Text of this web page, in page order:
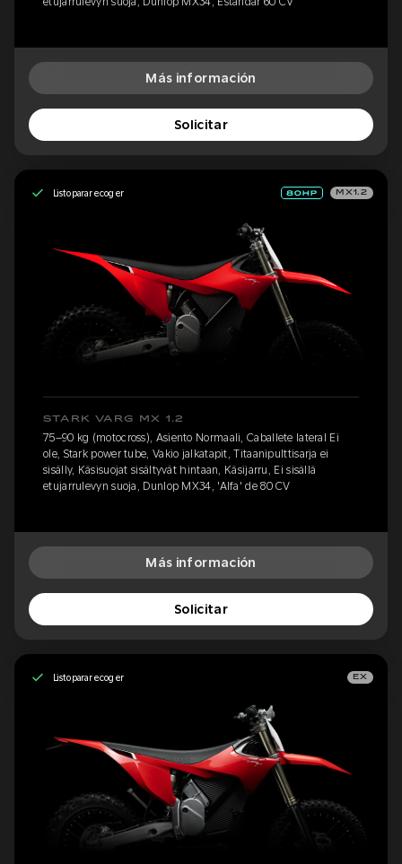
Más información
Solicitar
Listo para recoger MX1.2
STARK VARG MX 1.2
75–90 kg (motocross), Asiento Normaali, Caballete lateral Ei
ole, Stark power tube, Vakio jalkatapit, Titaanipulttisarja ei
sisälly, Käsisuojat sisältyvät hintaan, Käsijarru, Ei sisällä
etujarrulevyn suoja, Dunlop MX34, 'Alfa' de 80 CV
Más información
Solicitar
Listo para recoger EX